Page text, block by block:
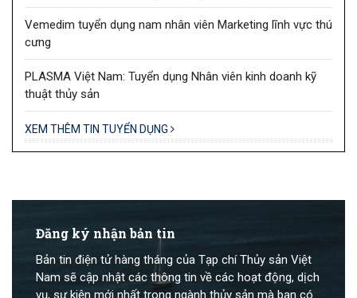
Vemedim tuyển dụng nam nhân viên Marketing lĩnh vực thú
cưng
PLASMA Việt Nam: Tuyển dụng Nhân viên kinh doanh kỹ
thuật thủy sản
XEM THÊM TIN TUYỂN DỤNG
Đăng ký nhận bản tin
Bản tin điện tử hàng tháng của Tạp chí Thủy sản Việt
Nam sẽ cập nhật các thông tin về các hoạt động, dịch
vụ, sự kiện mới nhất trong ngành thủy sản mà bạn có